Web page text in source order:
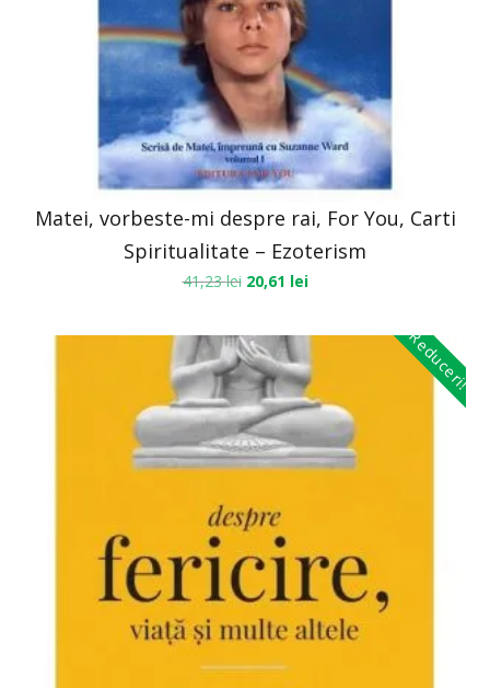
Matei, vorbeste-mi despre rai, For You, Carti
Spiritualitate – Ezoterism
41,23lei 20,61 lei
Reduceri!